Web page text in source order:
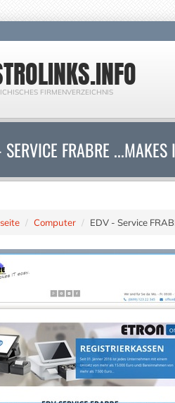
FIRMENVERZEICHNIS
SERVICE FRABRE
Computer EDV - Service